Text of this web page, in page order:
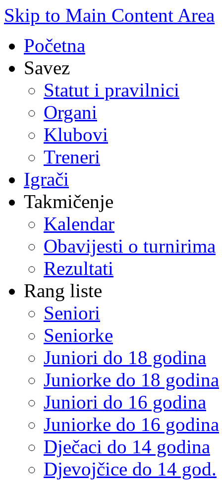
Skip to Main Content Area
Početna
Savez
Statut i pravilnici
Organi
Klubovi
Treneri
Igrači
Takmičenje
Kalendar
Obavijesti o turnirima
Rezultati
Rang liste
Seniori
Seniorke
Juniori do 18 godina
Juniorke do 18 godina
Juniori do 16 godina
Juniorke do 16 godina
Dječaci do 14 godina
Djevojčice do 14 god.